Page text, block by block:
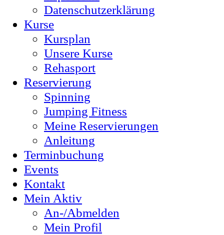
Datenschutzerklärung
Kurse
Kursplan
Unsere Kurse
Rehasport
Reservierung
Spinning
Jumping Fitness
Meine Reservierungen
Anleitung
Terminbuchung
Events
Kontakt
Mein Aktiv
An-/Abmelden
Mein Profil